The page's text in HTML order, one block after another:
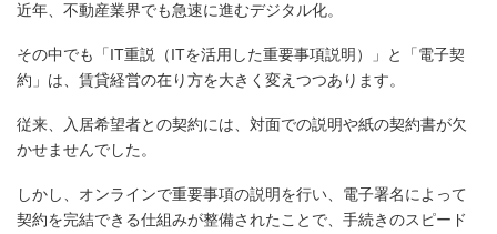
近年、不動産業界でも急速に進むデジタル化。
その中でも「IT重説（ITを活用した重要事項説明）」と「電子契
約」は、賃貸経営の在り方を大きく変えつつあります。
従来、入居希望者との契約には、対面での説明や紙の契約書が欠
かせませんでした。
しかし、オンラインで重要事項の説明を行い、電子署名によって
契約を完結できる仕組みが整備されたことで、手続きのスピード